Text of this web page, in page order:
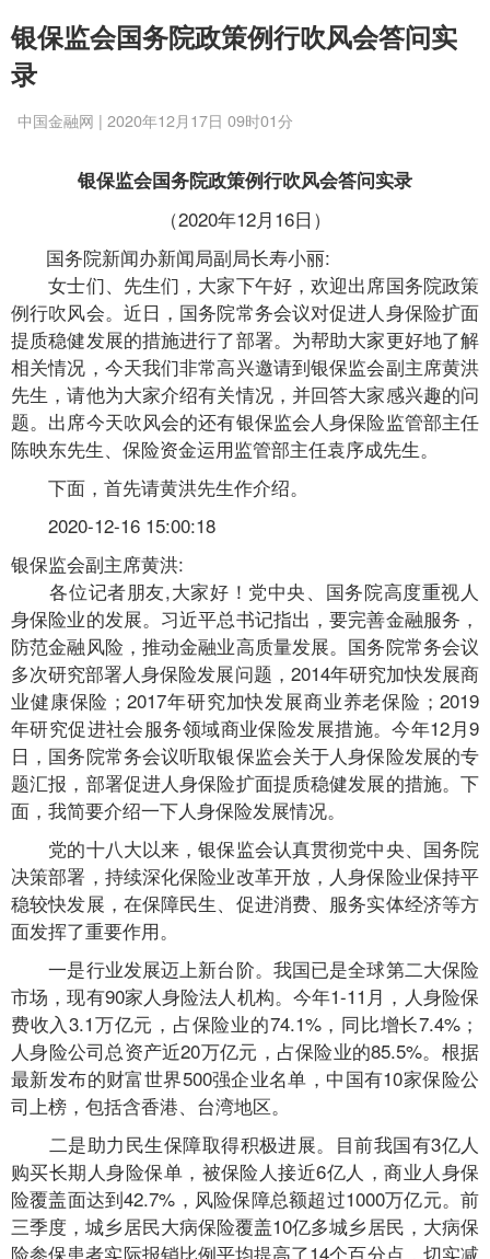
银保监会国务院政策例行吹风会答问实
录
中国金融网 | 2020年12月17日 09时01分
银保监会国务院政策例行吹风会答问实录
（2020年12月16日）
国务院新闻办新闻局副局长寿小丽:
女士们、先生们，大家下午好，欢迎出席国务院政策
例行吹风会。近日，国务院常务会议对促进人身保险扩面
提质稳健发展的措施进行了部署。为帮助大家更好地了解
相关情况，今天我们非常高兴邀请到银保监会副主席黄洪
先生，请他为大家介绍有关情况，并回答大家感兴趣的问
题。出席今天吹风会的还有银保监会人身保险监管部主任
陈映东先生、保险资金运用监管部主任袁序成先生。
下面，首先请黄洪先生作介绍。
2020-12-16 15:00:18
银保监会副主席黄洪:
各位记者朋友,大家好！党中央、国务院高度重视人
身保险业的发展。习近平总书记指出，要完善金融服务，
防范金融风险，推动金融业高质量发展。国务院常务会议
多次研究部署人身保险发展问题，2014年研究加快发展商
业健康保险；2017年研究加快发展商业养老保险；2019
年研究促进社会服务领域商业保险发展措施。今年12月9
日，国务院常务会议听取银保监会关于人身保险发展的专
题汇报，部署促进人身保险扩面提质稳健发展的措施。下
面，我简要介绍一下人身保险发展情况。
党的十八大以来，银保监会认真贯彻党中央、国务院
决策部署，持续深化保险业改革开放，人身保险业保持平
稳较快发展，在保障民生、促进消费、服务实体经济等方
面发挥了重要作用。
一是行业发展迈上新台阶。我国已是全球第二大保险
市场，现有90家人身险法人机构。今年1-11月，人身险保
费收入3.1万亿元，占保险业的74.1%，同比增长7.4%；
人身险公司总资产近20万亿元，占保险业的85.5%。根据
最新发布的财富世界500强企业名单，中国有10家保险公
司上榜，包括含香港、台湾地区。
二是助力民生保障取得积极进展。目前我国有3亿人
购买长期人身险保单，被保险人接近6亿人，商业人身保
险覆盖面达到42.7%，风险保障总额超过1000万亿元。前
三季度，城乡居民大病保险覆盖10亿多城乡居民，大病保
险参保患者实际报销比例平均提高了14个百分点，切实减